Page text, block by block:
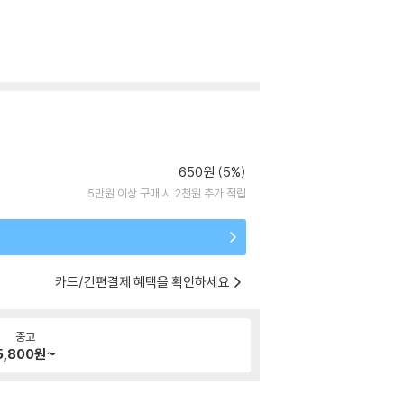
650원 (5%)
5만원 이상 구매 시 2천원 추가 적립
카드/간편결제 혜택을 확인하세요
중고
원~